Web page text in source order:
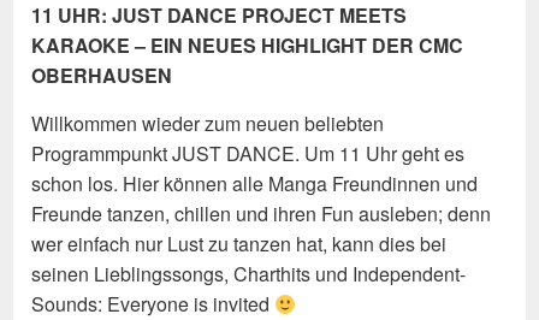
11 UHR: JUST DANCE PROJECT MEETS
KARAOKE – EIN NEUES HIGHLIGHT DER CMC
OBERHAUSEN
Willkommen wieder zum neuen beliebten
Programmpunkt JUST DANCE. Um 11 Uhr geht es
schon los. Hier können alle Manga Freundinnen und
Freunde tanzen, chillen und ihren Fun ausleben; denn
wer einfach nur Lust zu tanzen hat, kann dies bei
seinen Lieblingssongs, Charthits und Independent-
Sounds: Everyone is invited